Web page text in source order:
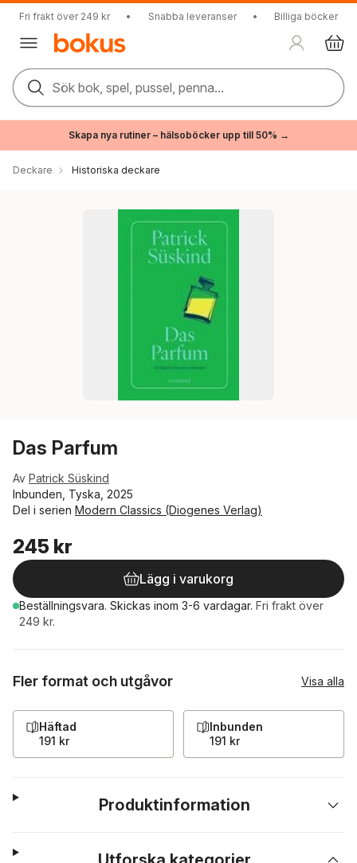
Fri frakt över 249 kr • Snabba leveranser • Billiga böcker
Sök bok, spel, pussel, penna...
Skapa nya rutiner – hälsoböcker upp till 50% →
Deckare Historiska deckare
Das Parfum
Av Patrick Süskind
Inbunden, Tyska, 2025
Del i serien Modern Classics (Diogenes Verlag)
245 kr
Lägg i varukorg
Beställningsvara. Skickas inom 3-6 vardagar. Fri frakt över
249 kr.
Fler format och utgåvor Visa alla
Häftad
191 kr
Inbunden
191 kr
Produktinformation